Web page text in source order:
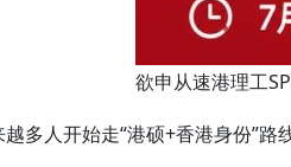
欲申从速港理工
多人开始走“港硕+香港身份”